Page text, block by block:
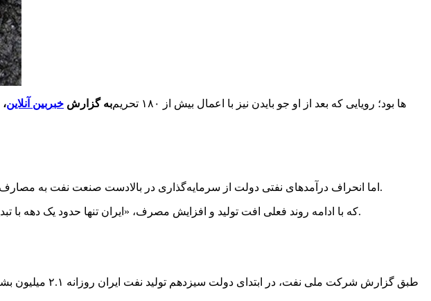
به گزارش خبربین آنلاین،
اما انحراف درآمدهای نفتی دولت از سرمایه‌گذاری در بالادست صنعت نفت به مصارف هدفمندی یارانه‌ها در تبصره ۸ بودجه ۱۴۰۳ می‌تواند حتی بدون تحریم‌ها نیز صادرات نفت ایران را به صفر برساند.
(تصویر ۲) که با ادامه روند فعلی افت تولید و افزایش مصرف، «ایران تنها حدود یک دهه با تبدیل‌شدن از صادرکننده به واردکننده نفت فاصله دارد» و در سال ۱۴۱۲ تراز نفت ایران نیز صفر می‌شود.